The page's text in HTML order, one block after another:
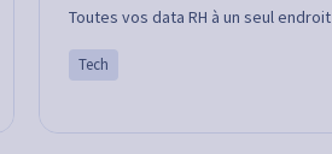
Toutes vos data RH à un seul endroit
Tech